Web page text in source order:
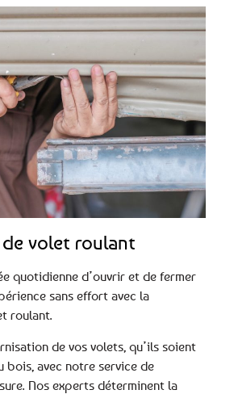
volet roulant
quotidienne d’ouvrir et de fermer
sans effort avec la
roulant.
de vos volets, qu’ils soient
bois, avec notre service de
Nos experts déterminent la